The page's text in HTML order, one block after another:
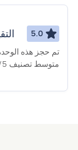
5.0
متوسط ​​تصنيف 5/5